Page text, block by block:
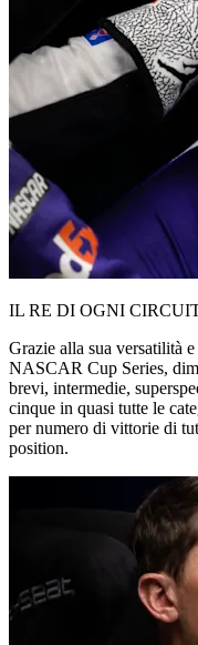
IL RE DI OGNI
Grazie alla sua versatilità
NASCAR Cup Series,
brevi, intermedie,
cinque in quasi tutte le
per numero di vittorie di
position.